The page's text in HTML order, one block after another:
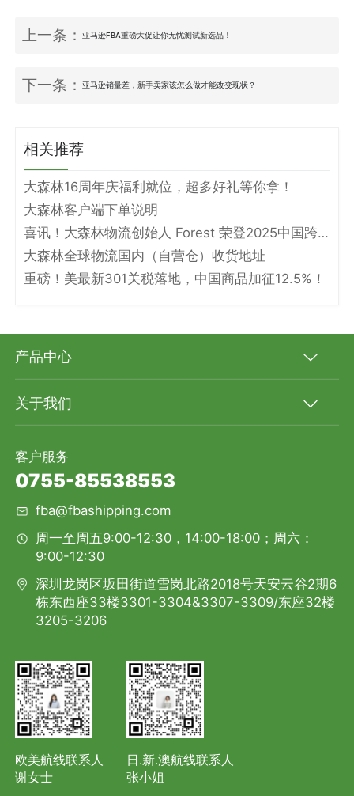
上一条：亚马逊FBA重磅大促让你无忧测试新选品！
下一条：亚马逊销量差，新手卖家该怎么做才能改变现状？
相关推荐
大森林16周年庆福利就位，超多好礼等你拿！
大森林客户端下单说明
喜讯！大森林物流创始人 Forest 荣登2025中国跨境电商物流名人堂！
大森林全球物流国内（自营仓）收货地址
重磅！美最新301关税落地，中国商品加征12.5%！
产品中心
关于我们
客户服务
0755-85538553
fba@fbashipping.com
周一至周五9:00-12:30，14:00-18:00；周六：
9:00-12:30
深圳龙岗区坂田街道雪岗北路2018号天安云谷2期6
栋东西座33楼3301-3304&3307-3309/东座32楼
3205-3206
欧美航线联系人
谢女士
日.新.澳航线联系人
张小姐